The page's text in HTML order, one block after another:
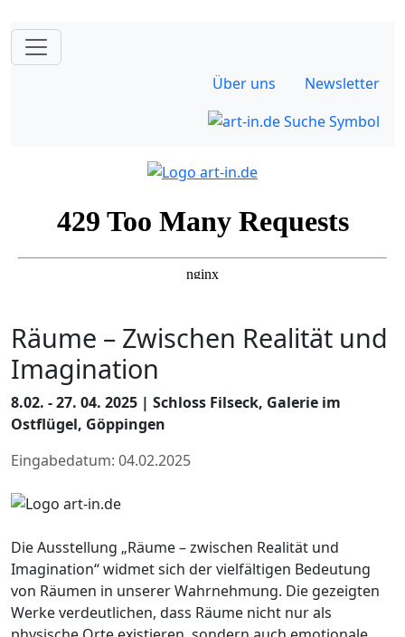
Über uns Newsletter
Räume – Zwischen Realität und
Imagination
8.02. - 27. 04. 2025 | Schloss Filseck, Galerie im
Ostflügel, Göppingen
Eingabedatum: 04.02.2025
Die Ausstellung „Räume – zwischen Realität und
Imagination“ widmet sich der vielfältigen Bedeutung
von Räumen in unserer Wahrnehmung. Die gezeigten
Werke verdeutlichen, dass Räume nicht nur als